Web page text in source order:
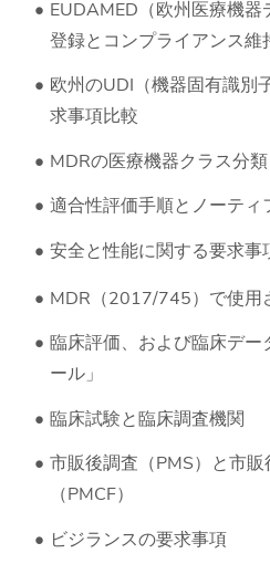
EUDAMED（欧州医療機
登録とコンプライアンス維
欧州のUDI（機器固有識別
求事項比較
MDRの医療機器クラス分類
適合性評価手順とノーティ
安全と性能に関する要求事
MDR（2017/745）で使用
臨床評価、および臨床デ
ール」
臨床試験と臨床調査機関
市販後調査（PMS）と市
（PMCF）
ビジランスの要求事項